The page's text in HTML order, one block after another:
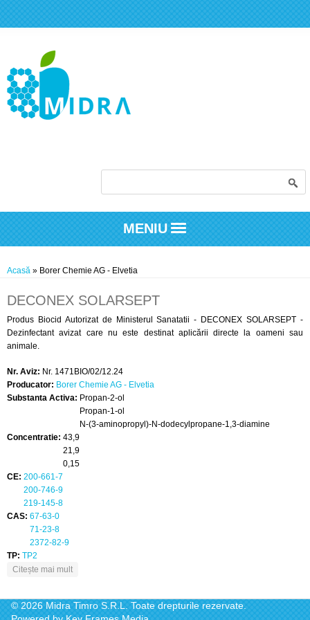
MENIU
Eşti aici
Acasă » Borer Chemie AG - Elvetia
DECONEX SOLARSEPT
Produs Biocid Autorizat de Ministerul Sanatatii - DECONEX SOLARSEPT -
Dezinfectant avizat care nu este destinat aplicării directe la oameni sau
animale.
Nr. Aviz: Nr. 1471BIO/02/12.24
Producator: Borer Chemie AG - Elvetia
Substanta Activa: Propan-2-ol
Propan-1-ol
N-(3-aminopropyl)-N-dodecylpropane-1,3-diamine
Concentratie: 43,9
21,9
0,15
CE: 200-661-7
200-746-9
219-145-8
CAS: 67-63-0
71-23-8
2372-82-9
TP: TP2
Citește mai mult
© 2026 Midra Timro S.R.L. Toate drepturile rezervate.